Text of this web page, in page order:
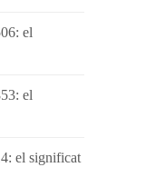
el
el
el significat